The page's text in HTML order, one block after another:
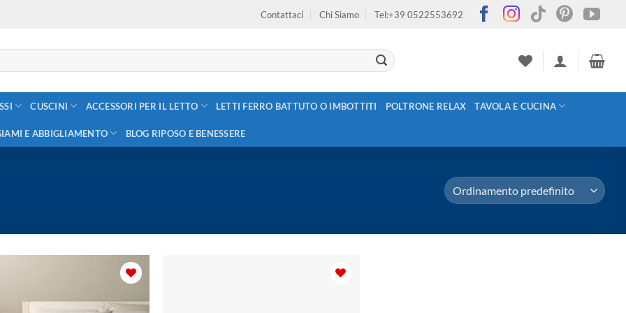
Contattaci Chi Siamo Tel:+39 0522553692
CUSCINI ACCESSORI PER IL LETTO LETTI FERRO BATTUTO O IMBOTTITI POLTRONE RELAX TAVOLA E CUCINA
E ABBIGLIAMENTO BLOG RIPOSO E BENESSERE